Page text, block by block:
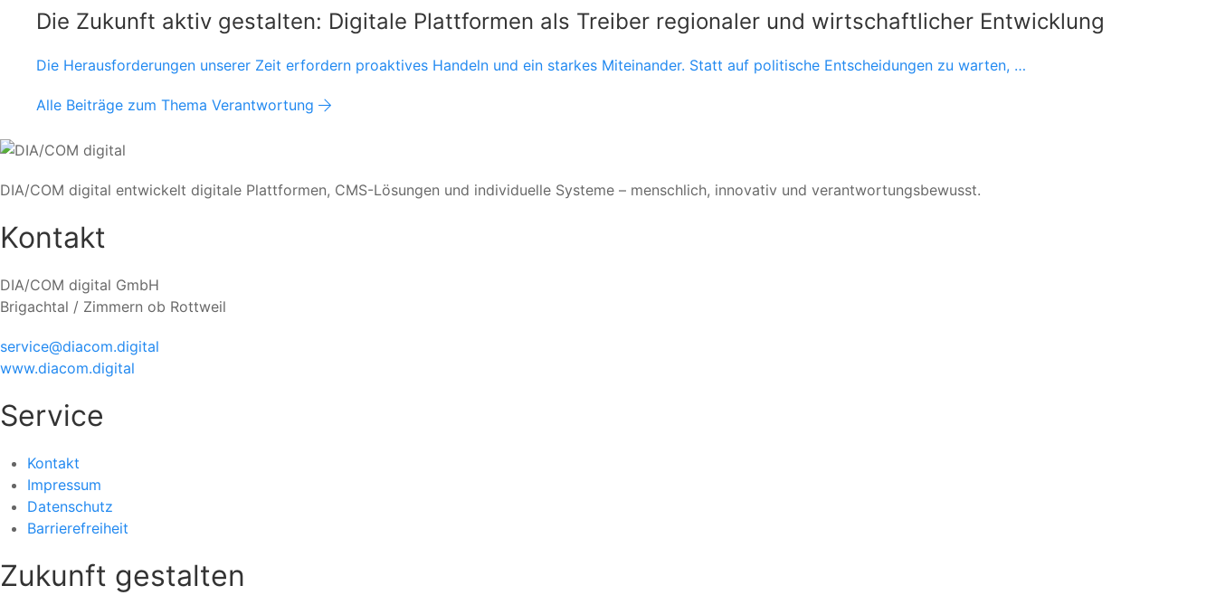
Die Zukunft aktiv gestalten: Digitale Plattformen als Treiber regionaler und wirtschaftlicher Entwicklung
Die Herausforderungen unserer Zeit erfordern proaktives Handeln und ein starkes Miteinander. Statt auf politische Entscheidungen zu warten, …
Alle Beiträge zum Thema Verantwortung
DIA/COM digital entwickelt digitale Plattformen, CMS-Lösungen und individuelle Systeme – menschlich, innovativ und verantwortungsbewusst.
Kontakt
DIA/COM digital GmbH
Brigachtal / Zimmern ob Rottweil
service@diacom.digital
www.diacom.digital
Service
Kontakt
Impressum
Datenschutz
Barrierefreiheit
Zukunft gestalten